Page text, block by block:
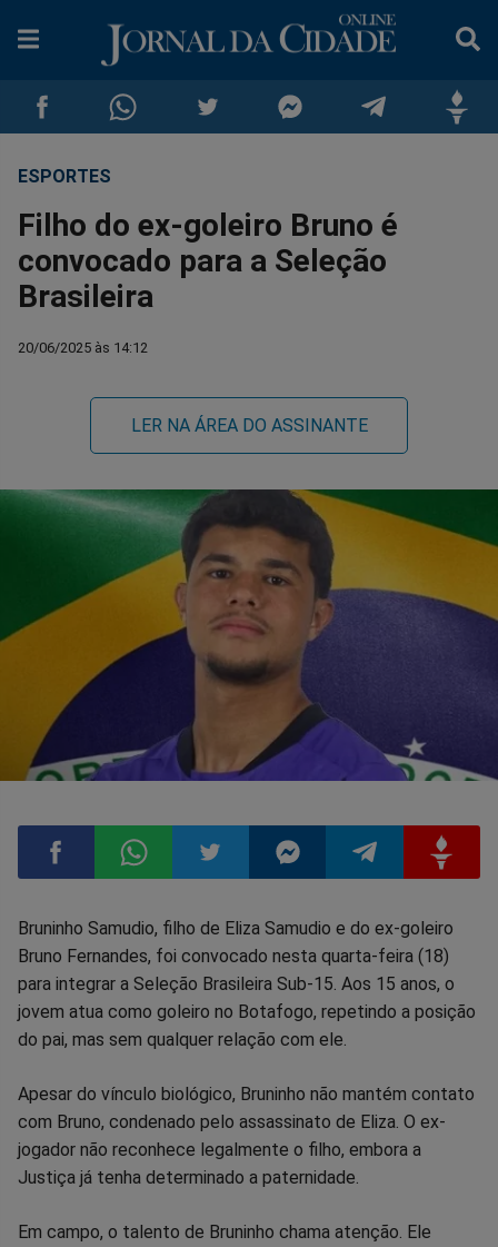
Compartilhar
no
Facebook
Compartilhar
no
Whatsapp
no
no
no
ESPORTES
Filho do ex-goleiro Bruno é
convocado para a Seleção
Brasileira
20/06/2025 às 14:12
LER NA ÁREA DO ASSINANTE
Compartilhar
no
Facebook
Compartilhar
no
Whatsapp
Compartilhar
no
Twitter
Compartilhar
no
Messenger
Compartilhar
no
Telegram
no
Bruninho Samudio, filho de Eliza Samudio e do ex-goleiro
Bruno Fernandes, foi convocado nesta quarta-feira (18)
para integrar a Seleção Brasileira Sub-15. Aos 15 anos, o
jovem atua como goleiro no Botafogo, repetindo a posição
do pai, mas sem qualquer relação com ele.
Apesar do vínculo biológico, Bruninho não mantém contato
com Bruno, condenado pelo assassinato de Eliza. O ex-
jogador não reconhece legalmente o filho, embora a
Justiça já tenha determinado a paternidade.
Em campo, o talento de Bruninho chama atenção. Ele